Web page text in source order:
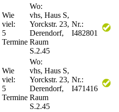
Wie
viel:
5
Termine
Wo:
vhs, Haus S,
Yorckstr. 23,
Derendorf,
Raum
S.2.45
Nr.:
I482801
Wie
viel:
5
Termine
Wo:
vhs, Haus S,
Yorckstr. 23,
Derendorf,
Raum
S.2.45
Nr.:
I471416